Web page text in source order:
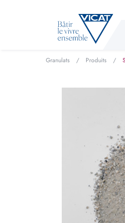
Granulats / Produits /